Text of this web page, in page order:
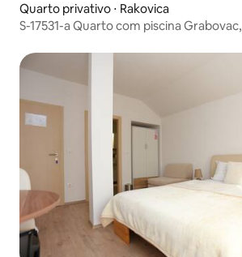
Quarto privativo ⋅ Rakovica
S-17531-a Quarto com piscina Grabovac,